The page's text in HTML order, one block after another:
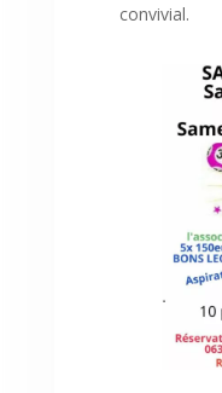
convivial.